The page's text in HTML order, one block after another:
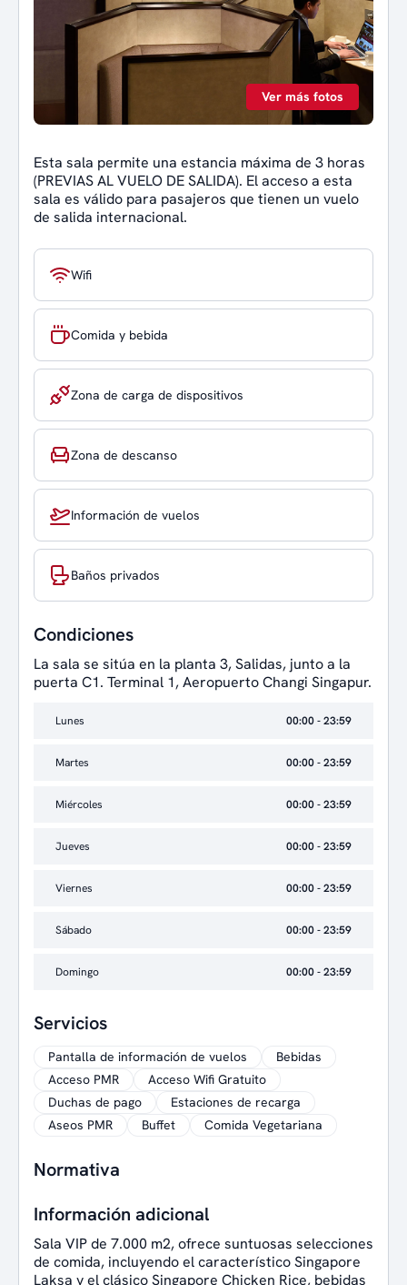
Ver más fotos
Esta sala permite una estancia máxima de 3 horas
(PREVIAS AL VUELO DE SALIDA). El acceso a esta
sala es válido para pasajeros que tienen un vuelo
de salida internacional.
Wifi
Comida y bebida
Zona de carga de dispositivos
Zona de descanso
Información de vuelos
Baños privados
Condiciones
La sala se sitúa en la planta 3, Salidas, junto a la
puerta C1. Terminal 1, Aeropuerto Changi Singapur.
Lunes 00:00 - 23:59
Martes 00:00 - 23:59
Miércoles 00:00 - 23:59
Jueves 00:00 - 23:59
Viernes 00:00 - 23:59
Sábado 00:00 - 23:59
Domingo 00:00 - 23:59
Servicios
Pantalla de información de vuelos
Bebidas
Acceso PMR
Acceso Wifi Gratuito
Duchas de pago
Estaciones de recarga
Aseos PMR
Buffet Comida Vegetariana
Normativa
Información adicional
Sala VIP de 7.000 m2, ofrece suntuosas selecciones
de comida, incluyendo el característico Singapore
Laksa y el clásico Singapore Chicken Rice, bebidas